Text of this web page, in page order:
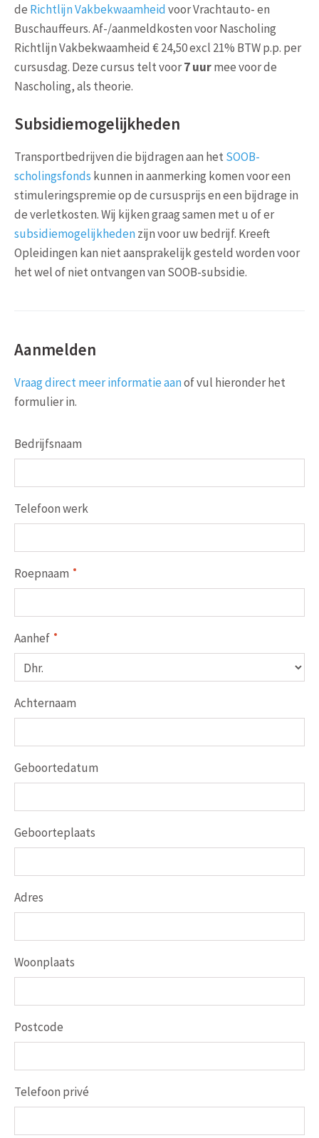
de Richtlijn Vakbekwaamheidvoor Vrachtauto- en
Buschauffeurs. Af-/aanmeldkosten voor Nascholing
Richtlijn Vakbekwaamheid € 24,50 excl 21% BTW p.p. per
cursusdag. Deze cursus telt voor7 uurmee voor de
Nascholing, als theorie.
Subsidiemogelijkheden
Transportbedrijven die bijdragen aan het SOOB-
scholingsfonds kunnen in aanmerking komen voor een
stimuleringspremie op de cursusprijs en een bijdrage in
de verletkosten. Wij kijken graag samen met u of er
subsidiemogelijkhedenzijn voor uw bedrijf. Kreeft
Opleidingen kan niet aansprakelijk gesteld worden voor
het wel of niet ontvangen van SOOB-subsidie.
Aanmelden
Vraag direct meer informatie aanof vul hieronder het
formulier in.
Bedrijfsnaam
Telefoon werk
Roepnaam
Aanhef
Achternaam
Geboortedatum
Geboorteplaats
Adres
Woonplaats
Postcode
Telefoon privé